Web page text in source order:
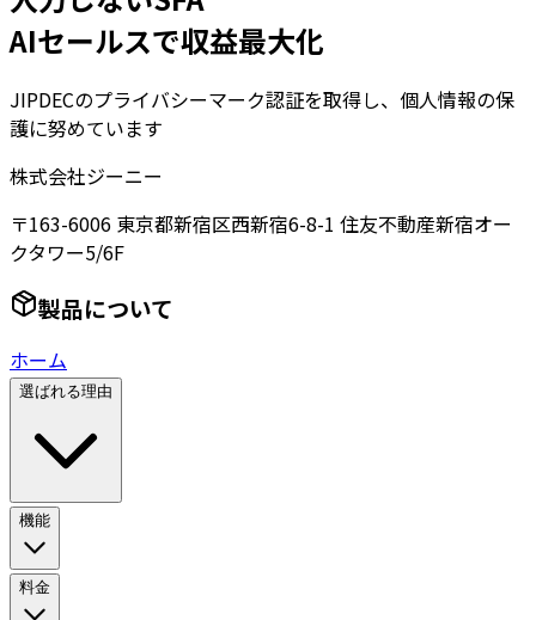
AIセールスで収益最大化
JIPDECのプライバシーマーク認証を取得し、個人情報の保
護に努めています
株式会社ジーニー
〒163-6006 東京都新宿区西新宿6-8-1 住友不動産新宿オー
クタワー5/6F
製品について
ホーム
選ばれる理由
機能
料金